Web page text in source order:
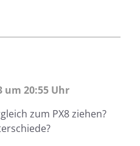
um 20:55 Uhr
zum PX8 ziehen?